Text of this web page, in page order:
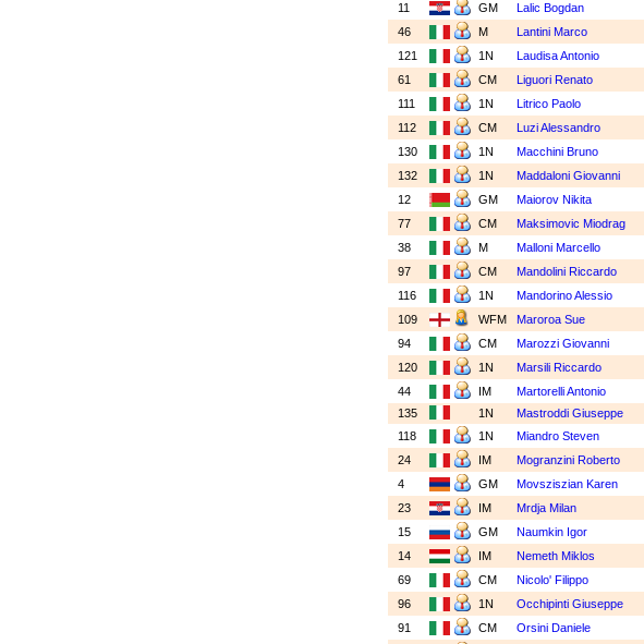
11
GM Lalic Bogdan
46
M Lantini Marco
121
1N Laudisa Antonio
61
CM Liguori Renato
111
1N Litrico Paolo
112
CM Luzi Alessandro
130
1N Macchini Bruno
132
1N Maddaloni Giovanni
12
GM Maiorov Nikita
77
CM Maksimovic Miodrag
38
M Malloni Marcello
97
CM Mandolini Riccardo
116
1N Mandorino Alessio
109
WFM Maroroa Sue
94
CM Marozzi Giovanni
120
1N Marsili Riccardo
44
IM Martorelli Antonio
135
1N Mastroddi Giuseppe
118
1N Miandro Steven
24
IM Mogranzini Roberto
4
GM Movsziszian Karen
23
IM Mrdja Milan
15
GM Naumkin Igor
14
IM Nemeth Miklos
69
CM Nicolo' Filippo
96
1N Occhipinti Giuseppe
91
CM Orsini Daniele